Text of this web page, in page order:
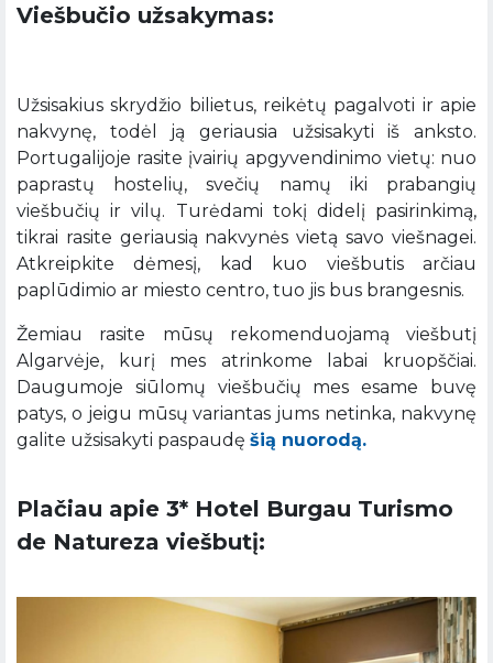
Viešbučio užsakymas:
Užsisakius skrydžio bilietus, reikėtų pagalvoti ir apie
nakvynę, todėl ją geriausia užsisakyti iš anksto.
Portugalijoje rasite įvairių apgyvendinimo vietų: nuo
paprastų hostelių, svečių namų iki prabangių
viešbučių ir vilų. Turėdami tokį didelį pasirinkimą,
tikrai rasite geriausią nakvynės vietą savo viešnagei.
Atkreipkite dėmesį, kad kuo viešbutis arčiau
paplūdimio ar miesto centro, tuo jis bus brangesnis.
Žemiau rasite mūsų rekomenduojamą viešbutį
Algarvėje, kurį mes atrinkome labai kruopščiai.
Daugumoje siūlomų viešbučių mes esame buvę
patys, o jeigu mūsų variantas jums netinka, nakvynę
galite užsisakyti paspaudę šią nuorodą.
Plačiau apie 3* Hotel Burgau Turismo
de Natureza viešbutį: